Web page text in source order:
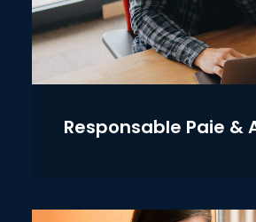
Responsable Paie &